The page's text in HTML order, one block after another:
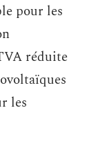
pour les
réduite
les